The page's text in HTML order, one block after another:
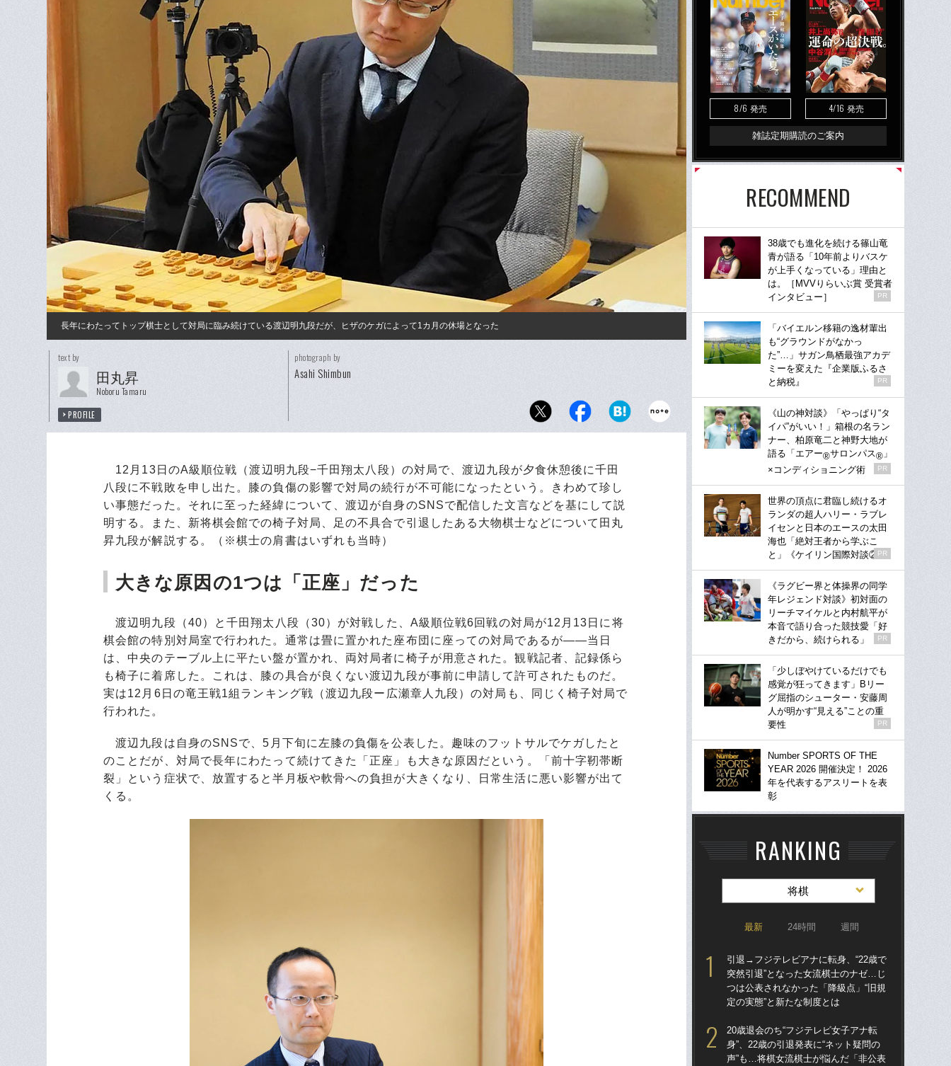
長年にわたってトップ棋士として対局に臨み続けている渡辺明九段だが、ヒザのケガによって1カ月の休場となった
text by
田丸昇
Noboru Tamaru
PROFILE
photograph by
Asahi Shimbun
12月13日のA級順位戦（渡辺明九段−千田翔太八段）の対局で、渡辺九段が夕食休憩後に千田
八段に不戦敗を申し出た。膝の負傷の影響で対局の続行が不可能になったという。きわめて珍し
い事態だった。それに至った経緯について、渡辺が自身のSNSで配信した文言などを基にして説
明する。また、新将棋会館での椅子対局、足の不具合で引退したある大物棋士などについて田丸
昇九段が解説する。（※棋士の肩書はいずれも当時）
大きな原因の1つは「正座」だった
渡辺明九段（40）と千田翔太八段（30）が対戦した、A級順位戦6回戦の対局が12月13日に将
棋会館の特別対局室で行われた。通常は畳に置かれた座布団に座っての対局であるが――当日
は、中央のテーブル上に平たい盤が置かれ、両対局者に椅子が用意された。観戦記者、記録係ら
も椅子に着席した。これは、膝の具合が良くない渡辺九段が事前に申請して許可されたものだ。
実は12月6日の竜王戦1組ランキング戦（渡辺九段ー広瀬章人九段）の対局も、同じく椅子対局で
行われた。
渡辺九段は自身のSNSで、5月下旬に左膝の負傷を公表した。趣味のフットサルでケガしたと
のことだが、対局で長年にわたって続けてきた「正座」も大きな原因だという。「前十字靭帯断
裂」という症状で、放置すると半月板や軟骨への負担が大きくなり、日常生活に悪い影響が出て
くる。
8/6 発売 4/16 発売
雑誌定期購読のご案内
RECOMMEND
38歳でも進化を続ける篠山竜
青が語る「10年前よりバスケ
が上手くなっている」理由と
は。［MVVりらいぶ賞 受賞者
インタビュー］
PR
「バイエルン移籍の逸材輩出
も“グラウンドがなかっ
た”…」サガン鳥栖最強アカデ
ミーを変えた『企業版ふるさ
と納税』
PR
《山の神対談》「やっぱり“タ
イパ”がいい！」箱根の名ラン
ナー、柏原竜二と神野大地が
語る「エアー®サロンパス® 」
×コンディショニング術
PR
世界の頂点に君臨し続けるオ
ランダの超人ハリー・ラブレ
イセンと日本のエースの太田
海也「絶対王者から学ぶこ
と」《ケイリン国際対談②》
PR
《ラグビー界と体操界の同学
年レジェンド対談》初対面の
リーチマイケルと内村航平が
本音で語り合った競技愛「好
きだから、続けられる」
PR
「少しぼやけているだけでも
感覚が狂ってきます」Bリー
グ屈指のシューター・安藤周
人が明かす“見える”ことの重
要性
PR
Number SPORTS OF THE
YEAR 2026 開催決定！ 2026
年を代表するアスリートを表
彰
RANKING
将棋
最新 24時間 週間
引退→フジテレビアナに転身、“22歳で
突然引退”となった女流棋士のナゼ…じ
つは公表されなかった「降級点」“旧規
定の実態”と新たな制度とは
20歳退会のち“フジテレビ女子アナ転
身”、22歳の引退発表に“ネット疑問の
声”も…将棋女流棋士が悩んだ「非公表